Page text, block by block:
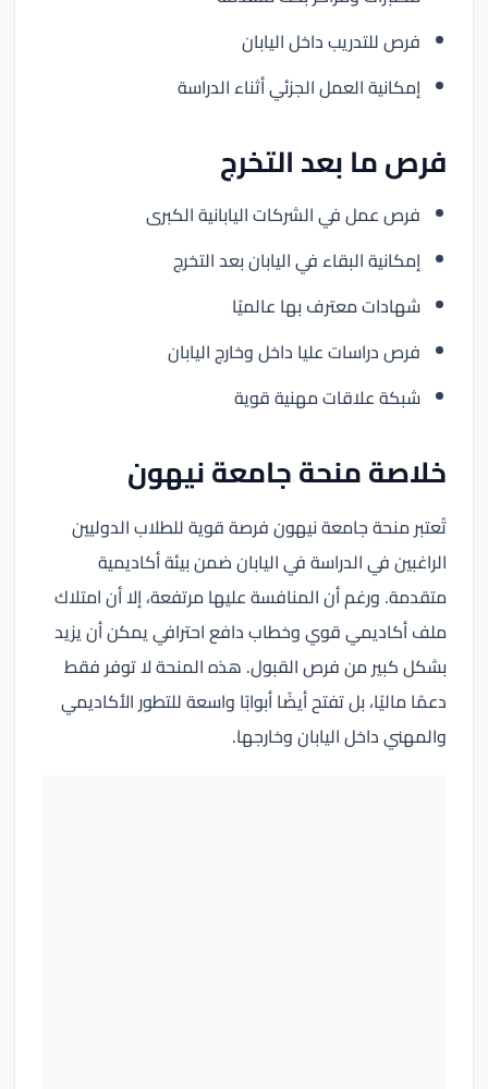
فرص للتدريب داخل اليابان
إمكانية العمل الجزئي أثناء الدراسة
فرص ما بعد التخرج
فرص عمل في الشركات اليابانية الكبرى
إمكانية البقاء في اليابان بعد التخرج
شهادات معترف بها عالميًا
فرص دراسات عليا داخل وخارج اليابان
شبكة علاقات مهنية قوية
خلاصة منحة جامعة نيهون
تُعتبر منحة جامعة نيهون فرصة قوية للطلاب الدوليين
الراغبين في الدراسة في اليابان ضمن بيئة أكاديمية
متقدمة. ورغم أن المنافسة عليها مرتفعة، إلا أن امتلاك
ملف أكاديمي قوي وخطاب دافع احترافي يمكن أن يزيد
بشكل كبير من فرص القبول. هذه المنحة لا توفر فقط
دعمًا ماليًا، بل تفتح أيضًا أبوابًا واسعة للتطور الأكاديمي
والمهني داخل اليابان وخارجها.